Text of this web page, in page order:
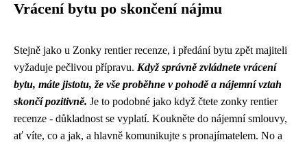
Vrácení bytu po skončení nájmu
Stejně jako u Zonky rentier recenze, i předání bytu zpět majiteli
vyžaduje pečlivou přípravu. Když správně zvládnete vrácení
bytu, máte jistotu, že vše proběhne v pohodě a nájemní vztah
skončí pozitivně. Je to podobné jako když čtete zonky rentier
recenze - důkladnost se vyplatí. Koukněte do nájemní smlouvy,
ať víte, co a jak, a hlavně komunikujte s pronajímatelem. No a